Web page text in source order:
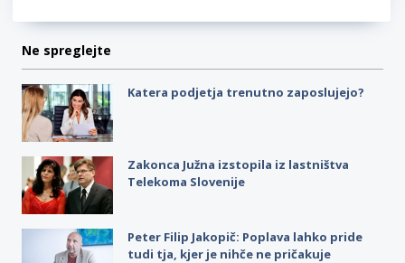
Ne spreglejte
Katera podjetja trenutno zaposlujejo?
Zakonca Južna izstopila iz lastništva
Telekoma Slovenije
Peter Filip Jakopič: Poplava lahko pride
tudi tja, kjer je nihče ne pričakuje